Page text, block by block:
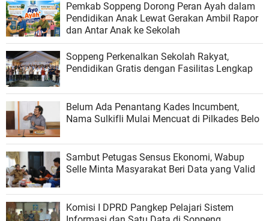
Pemkab Soppeng Dorong Peran Ayah dalam
Pendidikan Anak Lewat Gerakan Ambil Rapor
dan Antar Anak ke Sekolah
Soppeng Perkenalkan Sekolah Rakyat,
Pendidikan Gratis dengan Fasilitas Lengkap
Belum Ada Penantang Kades Incumbent,
Nama Sulkifli Mulai Mencuat di Pilkades Belo
Sambut Petugas Sensus Ekonomi, Wabup
Selle Minta Masyarakat Beri Data yang Valid
Komisi I DPRD Pangkep Pelajari Sistem